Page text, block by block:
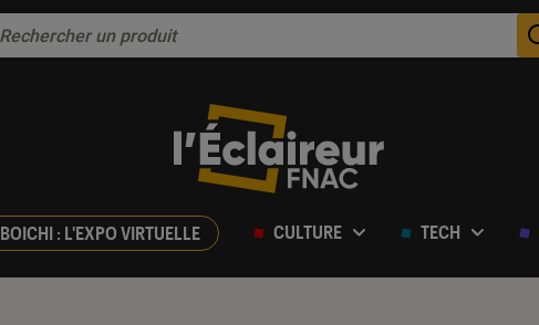
BOICHI : L'EXPO VIRTUELLE CULTURE TECH